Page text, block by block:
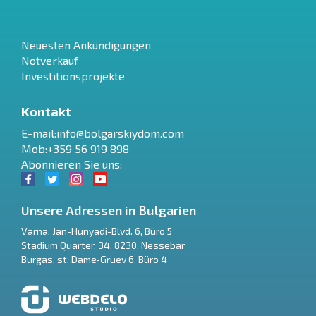
$
Neuesten Ankündigungen
Notverkauf
Investitionsprojekte
Kontakt
E-mail:info@bolgarskiydom.com
Mob:+359 56 919 898
Abonnieren Sie uns:
Unsere Adressen in Bulgarien
Varna, Jan-Hunyadi-Blvd. 6, Büro 5
Stadium Quarter, 34, 8230, Nessebar
Burgas, st. Dame‑Gruev 6, Büro 4